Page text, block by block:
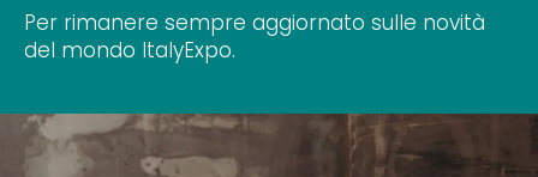
Per rimanere sempre aggiornato sulle novità
del mondo ItalyExpo.